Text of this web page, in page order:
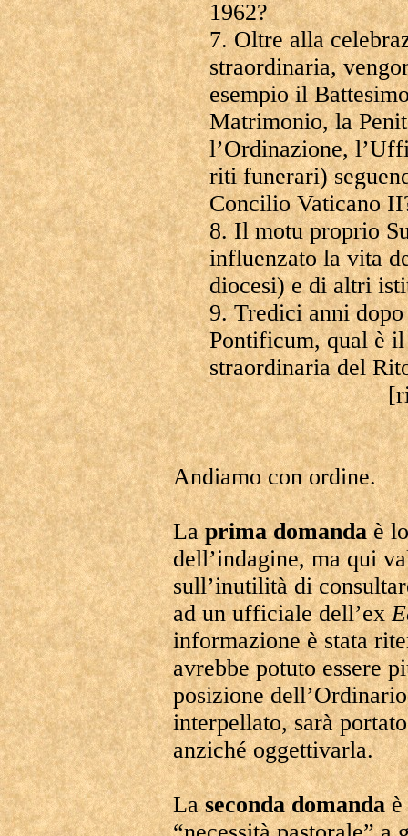
1962?
7. Oltre alla
straordinaria,
esempio il
Matrimonio, la
l’Ordinazione,
riti funerari)
Concilio Vaticano
8. Il motu proprio
influenzato la vita
diocesi) e di altri
9. Tredici anni
Pontificum, qual è
straordinaria del
Andiamo con ordine.
Laprima domandaè
dell’indagine, ma qui
sull’inutilità di
ad un ufficiale dell’ex
informazione è stata
avrebbe potuto essere
posizione
interpellato, sarà
anziché oggettivarla.
Laseconda domandaè